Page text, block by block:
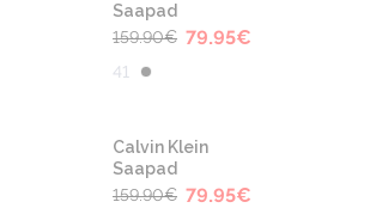
Saapad
159.90€ 79.95€
41
-50%
Calvin Klein
Saapad
159.90€ 79.95€